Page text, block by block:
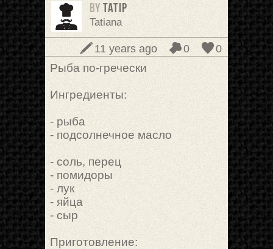
BY TatiP
Tatiana
0
0
11 years ago
Рыба по-гречески
Ингредиенты:
- рыба
- подсолнечное масло
- соль, перец
- помидоры
- лук
- яйца
- сыр
Приготовление: